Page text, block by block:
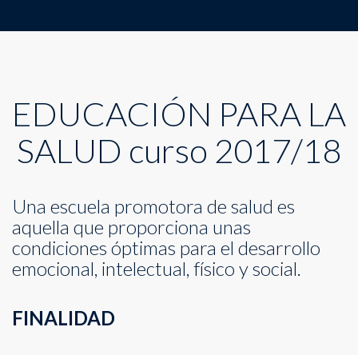
EDUCACIÓN PARA LA
SALUD curso 2017/18
Una escuela promotora de salud es
aquella que proporciona unas
condiciones óptimas para el desarrollo
emocional, intelectual, físico y social.
FINALIDAD